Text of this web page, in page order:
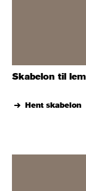
Skabelon til
Hent skabelon